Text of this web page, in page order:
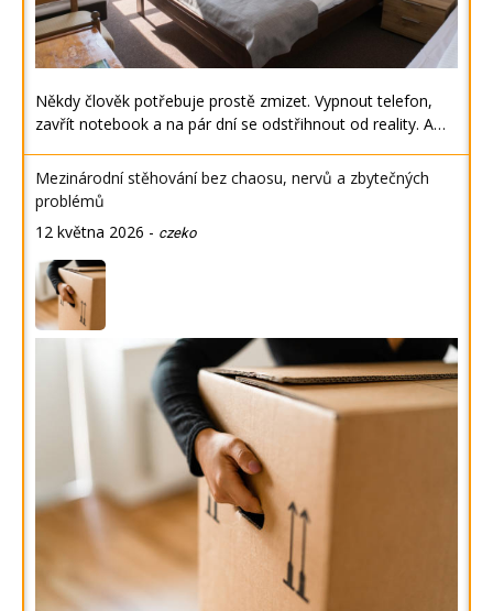
Někdy člověk potřebuje prostě zmizet. Vypnout telefon,
zavřít notebook a na pár dní se odstřihnout od reality. A…
Mezinárodní stěhování bez chaosu, nervů a zbytečných
problémů
12 května 2026 - czeko